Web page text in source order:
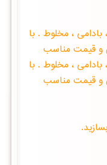
، مخلوط . با
و قیمت مناسب
، مخلوط . با
و قیمت مناسب